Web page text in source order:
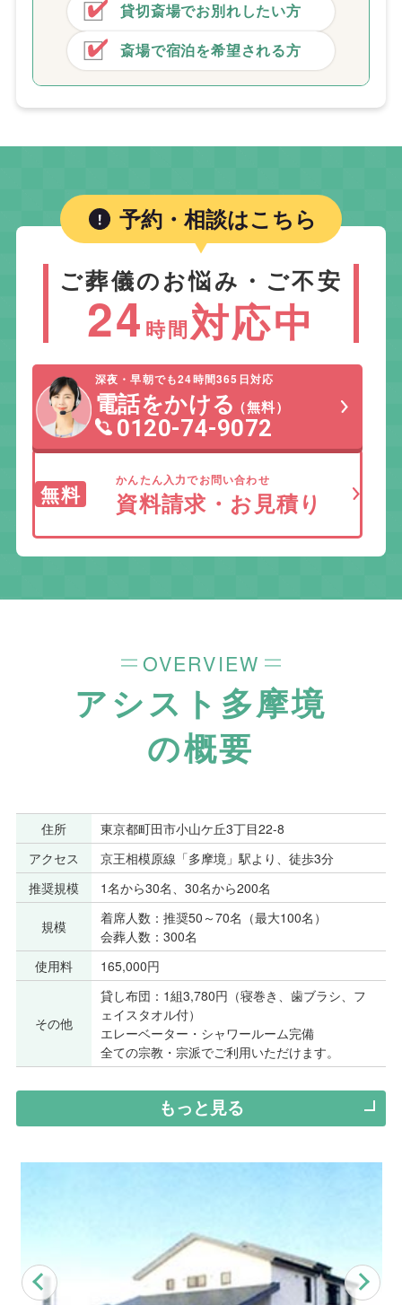
貸切斎場でお別れしたい方
斎場で宿泊を希望される方
予約・相談はこちら
ご葬儀のお悩み・ご不安
24 時間対応中
深夜・早朝でも24時間365日対応
電話をかける（無料）
0120-74-9072
無料
かんたん入力でお問い合わせ
資料請求・お見積り
OVERVIEW
アシスト多摩境
の概要
住所
東京都町田市小山ケ丘3丁目22-8
アクセス
京王相模原線「多摩境」駅より、徒歩3分
推奨規模
1名から30名、30名から200名
規模
着席人数：推奨50～70名（最大100名）
会葬人数：300名
使用料
165,000円
その他
貸し布団：1組3,780円（寝巻き、歯ブラシ、フ
ェイスタオル付）
エレーベーター・シャワールーム完備
全ての宗教・宗派でご利用いただけます。
もっと見る
Previous